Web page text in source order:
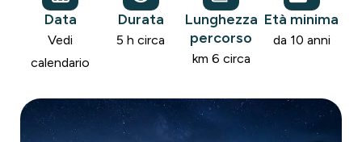
Data
Vedi
calendario
Durata
5 h circa
Lunghezza
percorso
km 6 circa
Età minima
da 10 anni